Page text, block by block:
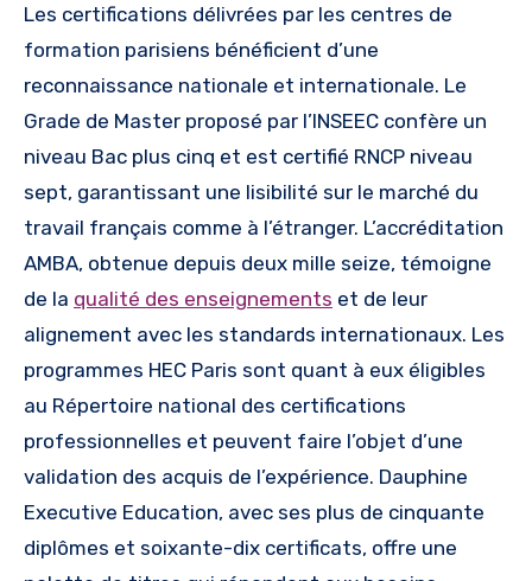
Les certifications délivrées par les centres de
formation parisiens bénéficient d’une
reconnaissance nationale et internationale. Le
Grade de Master proposé par l’INSEEC confère un
niveau Bac plus cinq et est certifié RNCP niveau
sept, garantissant une lisibilité sur le marché du
travail français comme à l’étranger. L’accréditation
AMBA, obtenue depuis deux mille seize, témoigne
de la qualité des enseignements et de leur
alignement avec les standards internationaux. Les
programmes HEC Paris sont quant à eux éligibles
au Répertoire national des certifications
professionnelles et peuvent faire l’objet d’une
validation des acquis de l’expérience. Dauphine
Executive Education, avec ses plus de cinquante
diplômes et soixante-dix certificats, offre une